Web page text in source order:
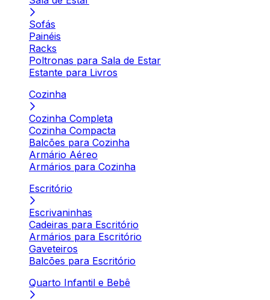
Sofás
Painéis
Racks
Poltronas para Sala de Estar
Estante para Livros
Cozinha
Cozinha Completa
Cozinha Compacta
Balcões para Cozinha
Armário Aéreo
Armários para Cozinha
Escritório
Escrivaninhas
Cadeiras para Escritório
Armários para Escritório
Gaveteiros
Balcões para Escritório
Quarto Infantil e Bebê